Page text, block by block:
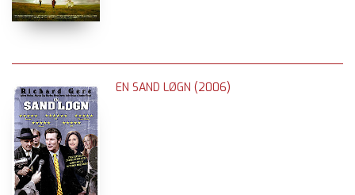
EN SAND LØGN (2006)